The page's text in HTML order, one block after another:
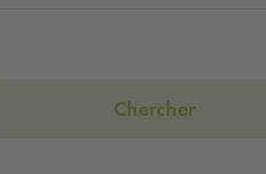
Chercher